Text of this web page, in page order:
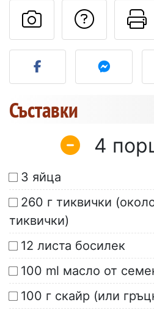
Да
Съставки
4
3 яйца
260 г тиквички
тиквички)
12 листа босилек
100 ml масло от
100 г скайр (или